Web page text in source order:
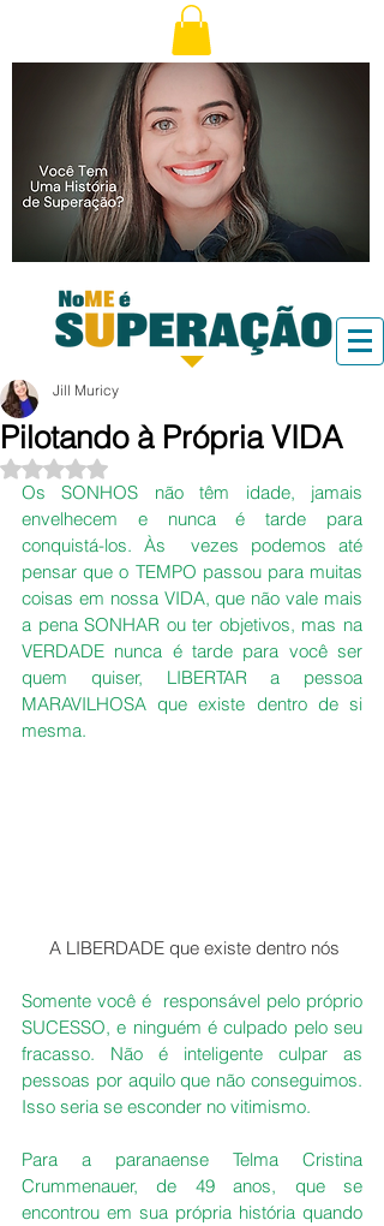
Pilotando à Própria VIDA
Jill Muricy
Avaliado com NaN de 5 estrelas.
Os SONHOS não têm idade, jamais
envelhecem e nunca é tarde para
conquistá-los. Às  vezes podemos até
pensar que o TEMPO passou para muitas
coisas em nossa VIDA, que não vale mais
a pena SONHAR ou ter objetivos, mas na
VERDADE nunca é tarde para você ser
quem quiser, LIBERTAR a pessoa
MARAVILHOSA que existe dentro de si
mesma.
A LIBERDADE que existe dentro nós
Somente você é  responsável pelo próprio
SUCESSO, e ninguém é culpado pelo seu
fracasso. Não é inteligente culpar as
pessoas por aquilo que não conseguimos.
Isso seria se esconder no vitimismo.
Para a paranaense Telma Cristina
Crummenauer, de 49 anos, que se
encontrou em sua própria história quando